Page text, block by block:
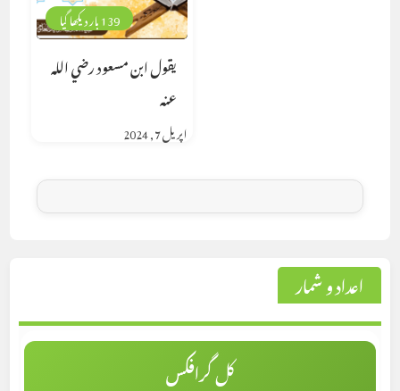
139 بار دیکھا گیا
يقول ابن مسعود رضي الله
عنه
اپریل 7, 2024
اعداد و شمار
کل گرافکس